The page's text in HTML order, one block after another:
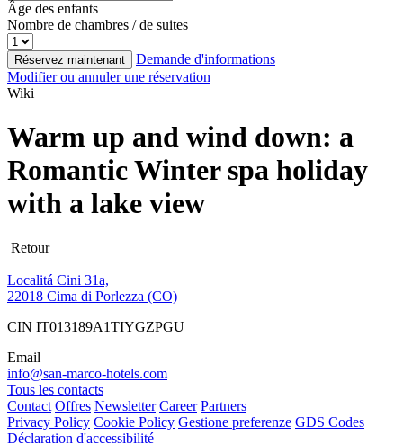
Âge des enfants
Nombre de chambres / de suites
Réservez maintenant
Demande d'informations
Modifier ou annuler une réservation
Wiki
Warm up and wind down: a
Romantic Winter spa holiday
with a lake view
Retour
Localitá Cini 31a,
22018 Cima di Porlezza (CO)
CIN IT013189A1TIYGZPGU
Email
info@san-marco-hotels.com
Tous les contacts
Contact Offres Newsletter Career Partners
Privacy Policy Cookie Policy Gestione preferenze GDS Codes
Déclaration d'accessibilité